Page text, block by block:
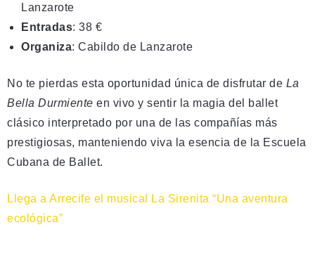
Lanzarote
Entradas: 38 €
Organiza: Cabildo de Lanzarote
No te pierdas esta oportunidad única de disfrutar de La
Bella Durmiente en vivo y sentir la magia del ballet
clásico interpretado por una de las compañías más
prestigiosas, manteniendo viva la esencia de la Escuela
Cubana de Ballet.
Llega a Arrecife el musical La Sirenita “Una aventura
ecológica”